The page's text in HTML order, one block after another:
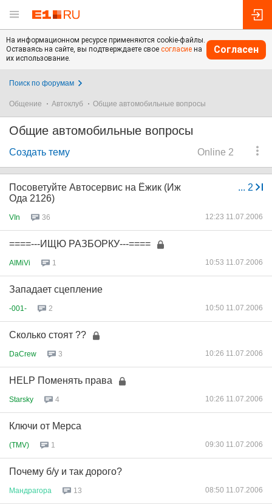
На информационном ресурсе применяются cookie-файлы.
Оставаясь на сайте, вы подтверждаете свое согласие на
их использование.
Согласен
Поиск по форумам
Общение Автоклуб Общие автомобильные вопросы
Общие автомобильные вопросы
Online 2
Создать тему
... 2
Посоветуйте Автосервис на Ёжик (Иж
Ода 2126)
VIn 36 12:23 11.07.2006
====---ИЩЮ РАЗБОРКУ---====
AIMiVi 1 10:53 11.07.2006
Западает сцепление
-001- 2 10:50 11.07.2006
Сколько стоят ??
DaCrew 3 10:26 11.07.2006
HELP Поменять права
Starsky 4 10:26 11.07.2006
Ключи от Мерса
(TMV) 1 09:30 11.07.2006
Почему б/у и так дорого?
Мандрагора 13 08:50 11.07.2006